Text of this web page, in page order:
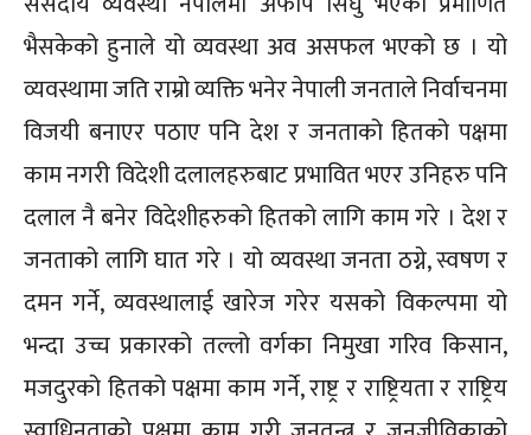
भैसकेको हुनाले यो व्यवस्था अव असफल भएको छ । यो
व्यवस्थामा जति राम्रो व्यक्ति भनेर नेपाली जनताले निर्वाचनमा
विजयी बनाएर पठाए पनि देश र जनताको हितको पक्षमा
काम नगरी विदेशी दलालहरुबाट प्रभावित भएर उनिहरु पनि
दलाल नै बनेर विदेशीहरुको हितको लागि काम गरे । देश र
जनताको लागि घात गरे । यो व्यवस्था जनता ठग्ने, स्वषण र
दमन गर्ने, व्यवस्थालाई खारेज गरेर यसको विकल्पमा यो
भन्दा उच्च प्रकारको तल्लो वर्गका निमुखा गरिव किसान,
मजदुरको हितको पक्षमा काम गर्ने, राष्ट्र र राष्ट्रियता र राष्ट्रिय